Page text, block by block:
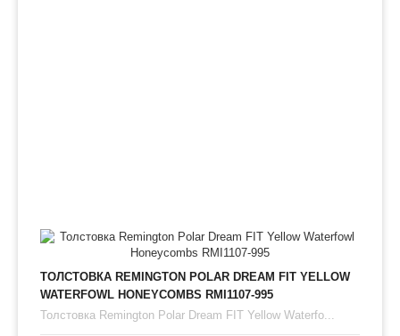
ТОЛСТОВКА REMINGTON POLAR DREAM FIT YELLOW
WATERFOWL HONEYCOMBS RMI1107-995
Толстовка Remington Polar Dream FIT Yellow Waterfo...